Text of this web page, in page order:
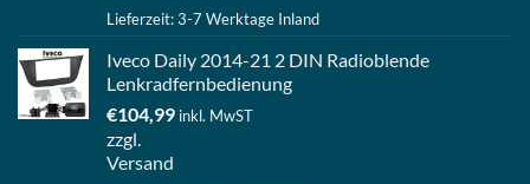
Lieferzeit: 3-7 Werktage Inland
Iveco Daily 2014-21 2 DIN Radioblende
Lenkradfernbedienung
€104,99 inkl. MwST
zzgl.
Versand